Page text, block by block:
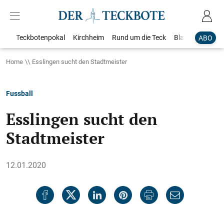
ABO
Teckbotenpokal Kirchheim Rund um die Teck Blaulicht
Home Esslingen sucht den Stadtmeister
Fussball
Esslingen sucht den
Stadtmeister
12.01.2020